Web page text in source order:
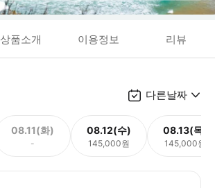
상품소개 이용정보 리뷰
다른날짜
08.11(화)
-
08.12(수)
145,000원
08.13(목)
145,000원